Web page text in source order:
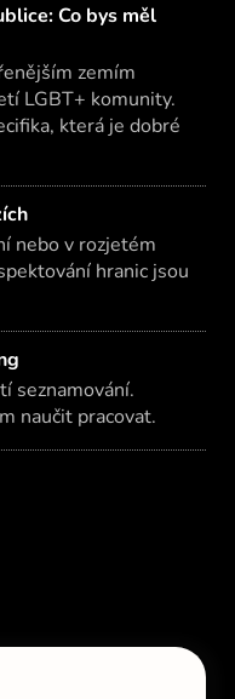
Co bys měl
zemím
LGBT+ komunity.
která je dobré
nebo v rozjetém
hranic jsou
seznamování.
naučit pracovat.